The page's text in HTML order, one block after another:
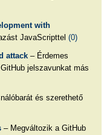
with
JavaScripttel (0)
attack– Érdemes
jelszavunkat más
és szerethető
– Megváltozik a GitHub